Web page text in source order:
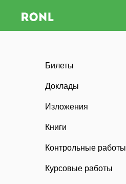
Билеты
Доклады
Изложения
Книги
Контрольные работы
Курсовые работы